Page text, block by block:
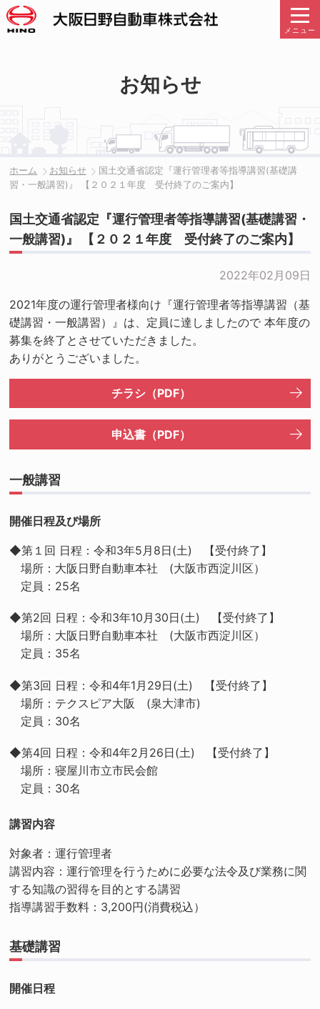
メニュー
お知らせ
ホーム お知らせ
国土交通省認定『運行管理者等指導講習(基礎講
習・一般講習)』 【２０２１年度 受付終了のご案内】
国土交通省認定『運行管理者等指導講習(基礎講習・
一般講習)』 【２０２１年度 受付終了のご案内】
2022年02月09日
2021年度の運行管理者様向け『運行管理者等指導講習（基
礎講習・一般講習）』は、定員に達しましたので 本年度の
募集を終了とさせていただきました。
ありがとうございました。
チラシ（PDF）
申込書（PDF）
一般講習
開催日程及び場所
◆第１回 日程：令和3年5月8日(土) 【受付終了】
場所：大阪日野自動車本社 (大阪市西淀川区）
定員：25名
◆第2回 日程：令和3年10月30日(土) 【受付終了】
場所：大阪日野自動車本社 (大阪市西淀川区）
定員：35名
◆第3回 日程：令和4年1月29日(土) 【受付終了】
場所：テクスピア大阪 (泉大津市)
定員：30名
◆第4回 日程：令和4年2月26日(土) 【受付終了】
場所：寝屋川市立市民会館
定員：30名
講習内容
対象者：運行管理者
講習内容：運行管理を行うために必要な法令及び業務に関
する知識の習得を目的とする講習
指導講習手数料：3,200円(消費税込）
基礎講習
開催日程